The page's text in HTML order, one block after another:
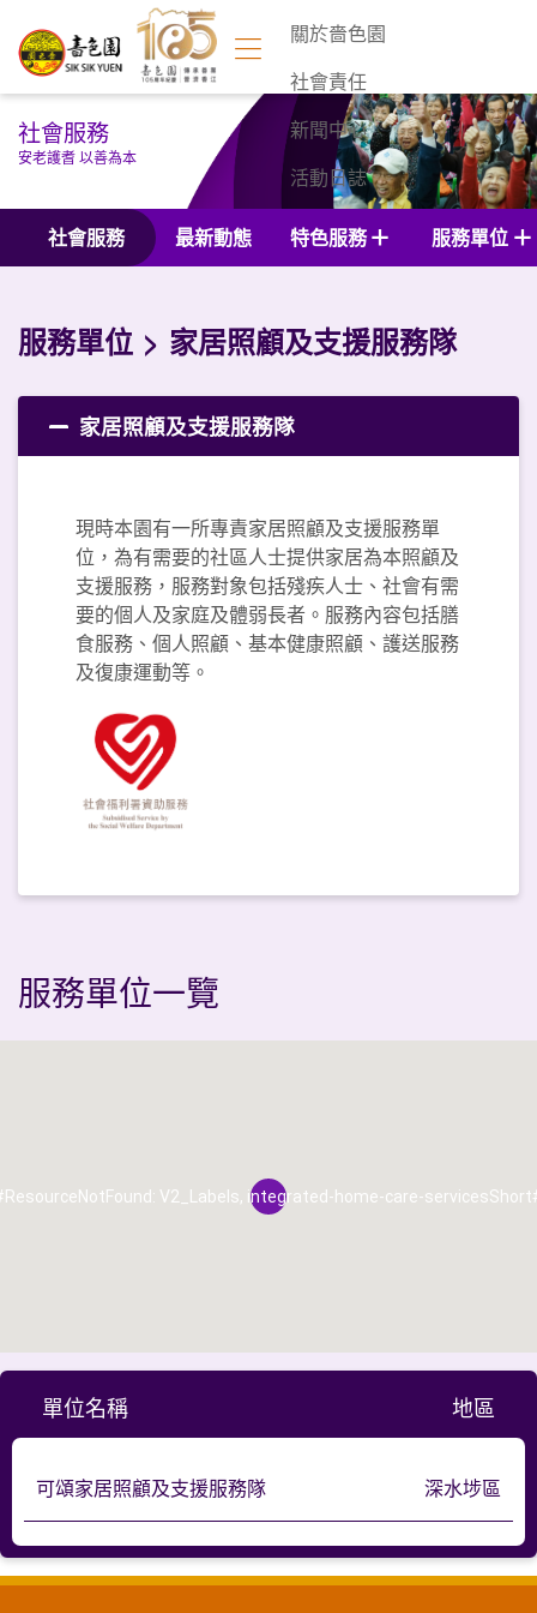
關於嗇色園
社會責任
新聞中心
活動日誌
聯絡我們
社會服務
安老護耆 以善為本
社會服務 最新動態 特色服務 服務單位
服務單位 家居照顧及支援服務隊
家居照顧及支援服務隊
現時本園有一所專責家居照顧及支援服務單
位，為有需要的社區人士提供家居為本照顧及
支援服務，服務對象包括殘疾人士、社會有需
要的個人及家庭及體弱長者。服務內容包括膳
食服務、個人照顧、基本健康照顧、護送服務
及復康運動等。
服務單位一覽
V2_Labels, integrated-home-care-
單位名稱 地區
可頌家居照顧及支援服務隊 深水埗區